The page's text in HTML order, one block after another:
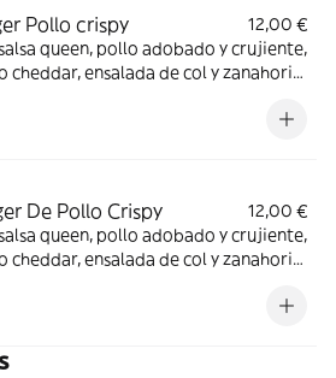
Pollo crispy
12,00 €
queen, pollo adobado y crujiente,
cheddar, ensalada de col y zanahoria,
De Pollo Crispy
12,00 €
queen, pollo adobado y crujiente,
cheddar, ensalada de col y zanahoria,